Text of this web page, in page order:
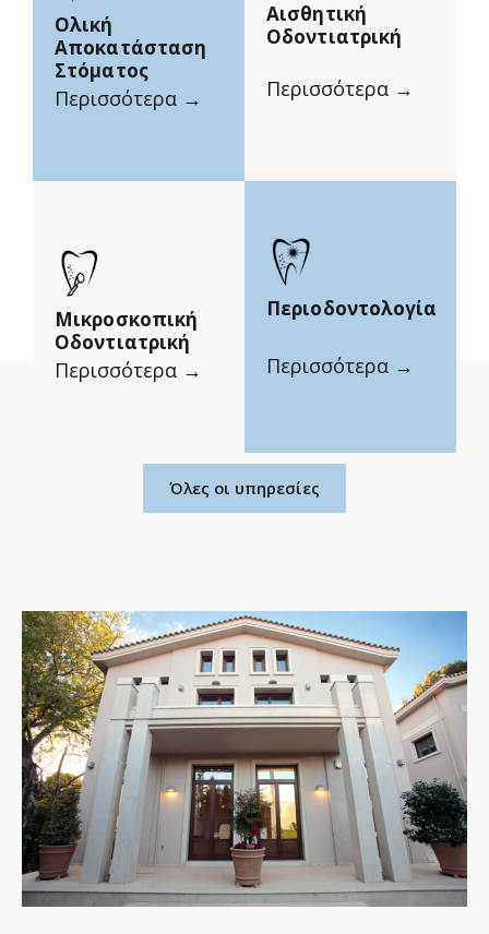
Ολική
Αποκατάσταση
Στόματος
Περισσότερα →
Αισθητική
Οδοντιατρική
Περισσότερα →
Μικροσκοπική
Οδοντιατρική
Περισσότερα →
Περιοδοντολογία
Περισσότερα →
Όλες οι υπηρεσίες